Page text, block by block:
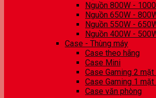
Nguồn 800W -
Nguồn 650W -
Nguồn 550W -
Nguồn 400W -
Case - Thùng máy
Case theo hãng
Case Mini
Case Gaming 2
Case Gaming 1 mặt
Case văn phòng